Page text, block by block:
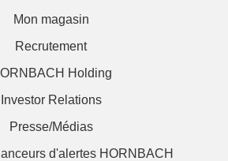
Mon magasin
Recrutement
Holding
Investor Relations
Presse/Médias
d'alertes HORNBACH